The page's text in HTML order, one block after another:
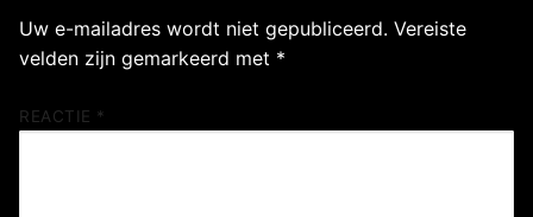
Uw e-mailadres wordt niet gepubliceerd. Vereiste
velden zijn gemarkeerd met *
REACTIE *